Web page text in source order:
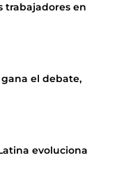
trabajadores en
el debate,
evoluciona